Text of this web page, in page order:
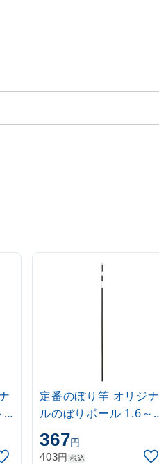
定番のぼり竿 オリジナ
ルのぼりポール 1.6～
3m 伸縮式 黒
(30537BLK)
367円
403円 税込